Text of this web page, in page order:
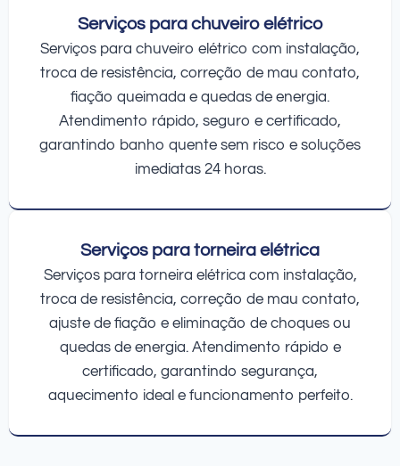
Serviços para chuveiro elétrico
Serviços para chuveiro elétrico com instalação,
troca de resistência, correção de mau contato,
fiação queimada e quedas de energia.
Atendimento rápido, seguro e certificado,
garantindo banho quente sem risco e soluções
imediatas 24 horas.
Serviços para torneira elétrica
Serviços para torneira elétrica com instalação,
troca de resistência, correção de mau contato,
ajuste de fiação e eliminação de choques ou
quedas de energia. Atendimento rápido e
certificado, garantindo segurança,
aquecimento ideal e funcionamento perfeito.